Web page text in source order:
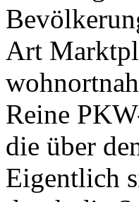
Art
Reine
die über
Eigentlich